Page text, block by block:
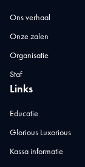
Ons verhaal
Onze zalen
Organisatie
Staf
Links
Educatie
Glorious Luxorious
Kassa informatie